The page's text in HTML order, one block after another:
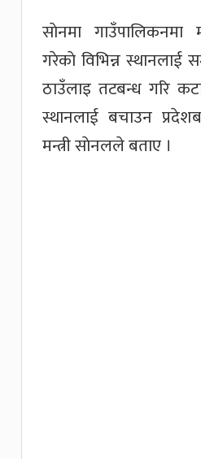
साेनमा
गरेकाे विभिन्न
ठाउँलाइ तटबन्ध गरि
स्थानलाई बचाउन
मन्त्री साेनलले बताए ।